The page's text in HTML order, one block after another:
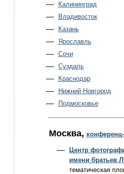
Калининград
Владивосток
Казань
Ярославль
Сочи
Суздаль
Краснодар
Нижний Новгород
Подмосковье
Москва,
Центр
имени братьев
тематическая